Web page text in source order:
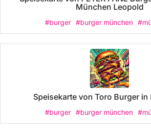
München Leopold
#burger #burger münchen
Speisekarte von Toro Burger
#burger #burger münchen